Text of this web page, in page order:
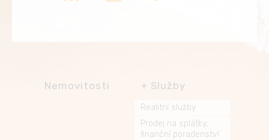
Nemovitosti Služby
Realitní služby
Prodej na splátky,
finanční poradenství